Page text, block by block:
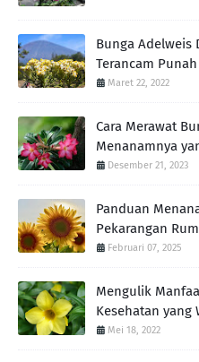
Bunga Adelweis
Terancam Punah
Maret 22, 2022
Cara Merawat
Menanamnya
Desember 21, 2023
Panduan
Pekarangan
Februari 07, 2025
Mengulik
Kesehatan yang
Mei 18, 2022